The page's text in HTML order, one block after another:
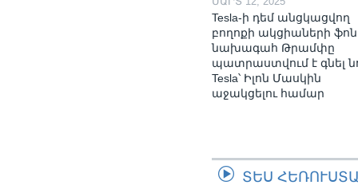
Tesla-ի դեմ անցկացվող
բողոքի ակցիաների
նախագահ Թրամփը
պատրաստվում է գնել
Tesla՝ Իլոն Մասկին
աջակցելու համար
ՏԵՍ